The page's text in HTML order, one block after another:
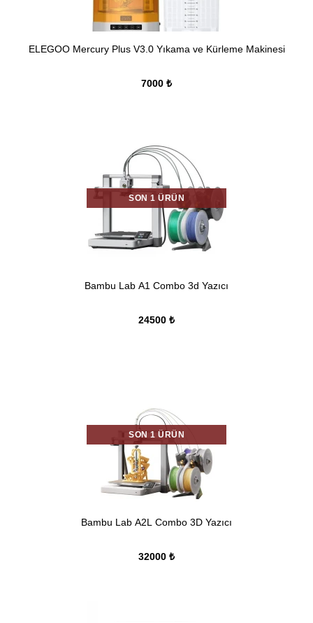
ELEGOO Mercury Plus V3.0 Yıkama ve Kürleme Makinesi
7000 ₺
SON 1 ÜRÜN
Bambu Lab A1 Combo 3d Yazıcı
24500 ₺
SON 1 ÜRÜN
Bambu Lab A2L Combo 3D Yazıcı
32000 ₺